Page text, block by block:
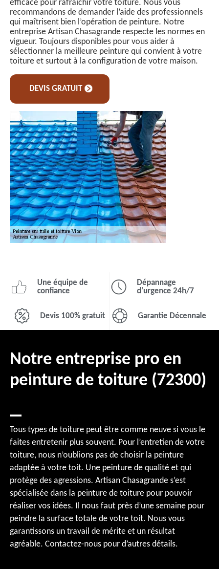
efficace pour rafraîchir votre toiture. Nous vous
recommandons de demander l’aide des professionnels
qui maîtrisent bien l’opération de peinture. Notre
entreprise Artisan Chasagrande respecte les normes en
vigueur. Toujours disponibles pour vous aider à
sélectionner la meilleure peinture qui convient à votre
toiture et surtout à la configuration de votre maison.
DEVIS GRATUIT
Une équipe de
confiance
Dépannage
d'urgence 24h/7
Devis 100% gratuit Garantie Décennale
Notre entreprise pro en
peinture de toiture (72300)
Tous types de toiture peut être comme neuve si vous le
faites entretenir plus souvent. Pour l’entretien de votre
toiture, nous n’oublions pas de choisir la peinture
adaptée à votre toit. Une peinture de qualité et qui
protège des agressions. Artisan Chasagrande s’est
spécialisée dans la peinture de toiture pour pouvoir
réaliser vos idées. Il nous faut près d’une semaine pour
peindre la surface totale de votre toit. Nous vous
garantissons un travail de mérite et un résultat
agréable. Contactez-nous pour d’autres détails.